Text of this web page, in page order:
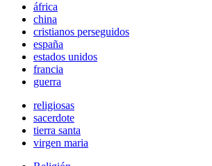
áfrica
china
cristianos perseguidos
españa
estados unidos
francia
guerra
religiosas
sacerdote
tierra santa
virgen maria